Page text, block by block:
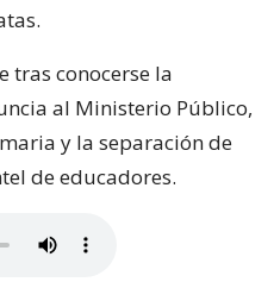
tras conocerse la
al Ministerio Público,
y la separación de
de educadores.